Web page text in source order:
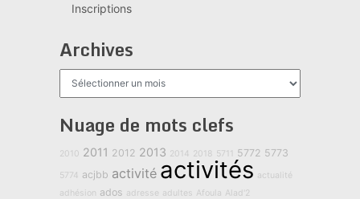
Inscriptions
Archives
Archives
Nuage de mots clefs
2010 2011 2012 2013 2014 2018 5711 5772 5773
5774 acjbb activité activités actualité
adhésion ados adresse adultes Afoula Alad'2